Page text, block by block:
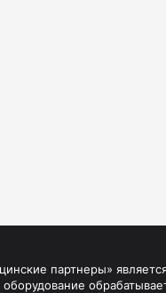
партнеры»